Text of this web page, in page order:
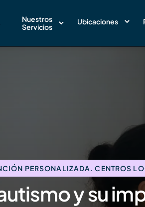
Nuestros
Servicios
Ubicaciones
PERSONALIZADA. CENTROS
y su